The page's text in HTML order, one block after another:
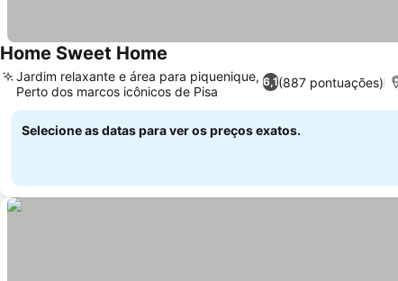
Home Sweet Home
6,1(887 pontuações)
Jardim relaxante e área para piquenique,
Perto dos marcos icônicos de Pisa
Selecione as datas para ver os preços exatos.